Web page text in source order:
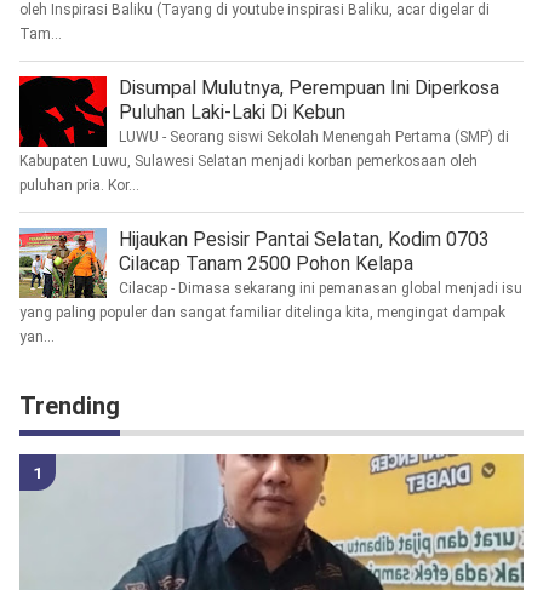
oleh Inspirasi Baliku (Tayang di youtube inspirasi Baliku, acar digelar di
Tam...
Disumpal Mulutnya, Perempuan Ini Diperkosa
Puluhan Laki-Laki Di Kebun
LUWU - Seorang siswi Sekolah Menengah Pertama (SMP) di
Kabupaten Luwu, Sulawesi Selatan menjadi korban pemerkosaan oleh
puluhan pria. Kor...
Hijaukan Pesisir Pantai Selatan, Kodim 0703
Cilacap Tanam 2500 Pohon Kelapa
Cilacap - Dimasa sekarang ini pemanasan global menjadi isu
yang paling populer dan sangat familiar ditelinga kita, mengingat dampak
yan...
Trending